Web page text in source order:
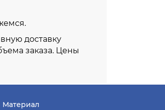
доставку
заказа. Цены
Материал